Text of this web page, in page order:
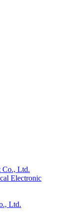
Co., Ltd.
Electronic
Ltd.